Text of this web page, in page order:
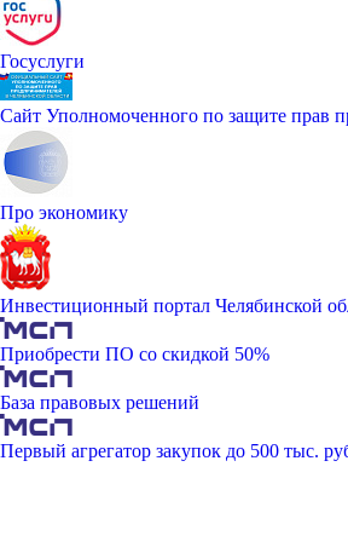
Госуслуги
Сайт Уполномоченного по защите прав
Про экономику
Инвестиционный портал Челябинской
Приобрести ПО со скидкой 50%
База правовых решений
Первый агрегатор закупок до 500 тыс.